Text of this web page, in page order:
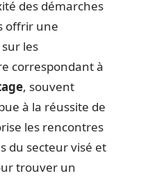
des démarches
offrir une
les
correspondant à
, souvent
à la réussite de
les rencontres
du secteur visé et
trouver un